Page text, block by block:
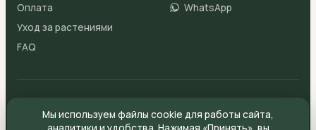
Оплата
Уход за растениями
FAQ
WhatsApp
Политика конфиденциальности
Файлы cookie
Согласие на обработку ПДн
Мы используем файлы cookie для работы сайта,